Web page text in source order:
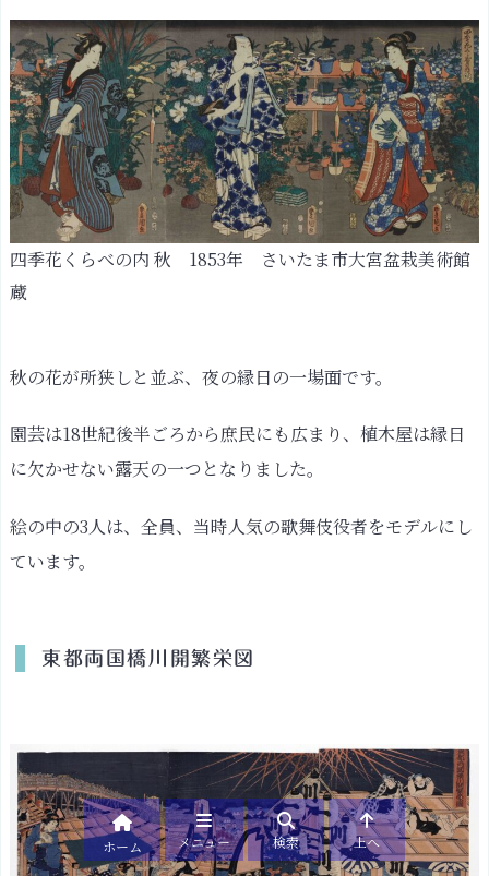
四季花くらべの内 秋 1853年 さいたま市大宮盆栽美術館
蔵
秋の花が所狭しと並ぶ、夜の縁日の一場面です。
園芸は18世紀後半ごろから庶民にも広まり、植木屋は縁日
に欠かせない露天の一つとなりました。
絵の中の3人は、全員、当時人気の歌舞伎役者をモデルにし
ています。
東都両国橋川開繁栄図
ホーム メニュー 検索 上へ